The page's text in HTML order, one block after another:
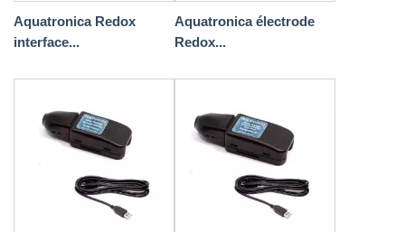
Aquatronica Redox
interface...
Aquatronica électrode
Redox...